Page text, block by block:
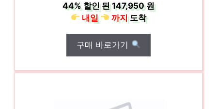
44% 할인 된147,950 원
내일
까지도착
구매 바로가기